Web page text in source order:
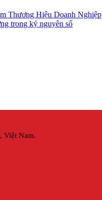
Thương Hiệu Doanh Nghiệp
trong kỷ nguyên số
Việt Nam.